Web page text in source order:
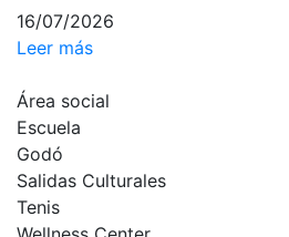
Campeonato
Social
Normativa
Otros deportes
Área social
Activitats
16/07/2026
Leer más
Área social
Escuela
Godó
Salidas Culturales
Tenis